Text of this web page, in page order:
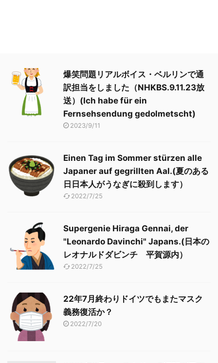
爆笑問題リアルボイス・ベルリンで通
訳担当をしました（NHKBS.9.11.23放
送）(Ich habe für ein
Fernsehsendung gedolmetscht)
2023/9/11
Einen Tag im Sommer stürzen alle
Japaner auf gegrillten Aal.(夏のある
日日本人がうなぎに殺到します）
2022/7/25
Supergenie Hiraga Gennai, der
"Leonardo Davinchi" Japans.(日本の
レオナルドダビンチ 平賀源内）
2022/7/25
22年7月終わりドイツでもまたマスク
義務復活か？
2022/7/20